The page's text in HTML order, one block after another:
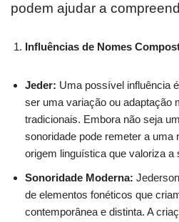
podem ajudar a
Influências de Nomes
Jeder: Uma possível influência
ser uma variação ou adaptação
tradicionais. Embora não seja
sonoridade pode remeter a uma
origem linguística que valoriza a
Sonoridade Moderna:
de elementos fonéticos que
contemporânea e distinta. A